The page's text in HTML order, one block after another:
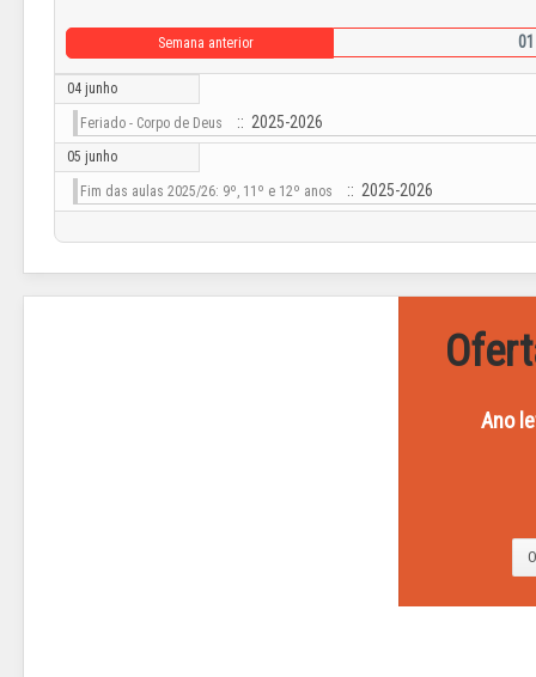
Semana anterior
04 junho
Feriado - Corpo de Deus :: 2025-2026
05 junho
Fim das aulas 2025/26: 9º, 11º e 12º anos :: 2025-2026
Ano